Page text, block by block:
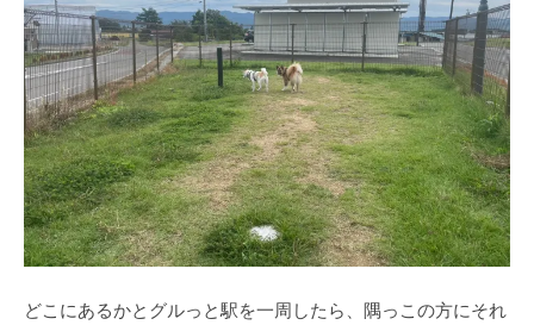
どこにあるかとグルっと駅を一周したら、隅っこの方にそれ